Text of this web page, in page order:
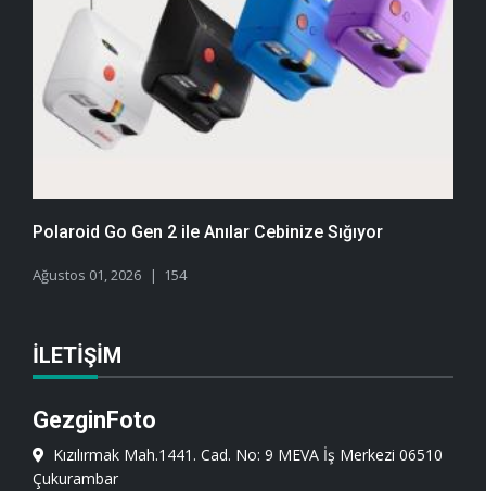
Polaroid Go Gen 2 ile Anılar Cebinize Sığıyor
Ağustos 01, 2026 154
İLETIŞIM
GezginFoto
Kızılırmak Mah.1441. Cad. No: 9 MEVA İş Merkezi 06510
Çukurambar